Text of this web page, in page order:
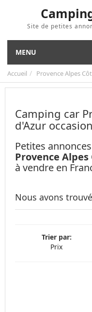
Site de petites
MENU
Accueil Provence Alpes
Camping car
d'Azur occasion
Petites
Provence
à vendre en
Nous avons trouvé
Trier par:
Prix